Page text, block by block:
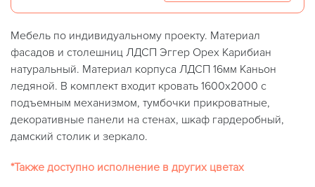
Мебель по индивидуальному проекту. Материал
фасадов и столешниц ЛДСП Эггер Орех Карибиан
натуральный. Материал корпуса ЛДСП 16мм Каньон
ледяной. В комплект входит кровать 1600х2000 с
подъемным механизмом, тумбочки прикроватные,
декоративные панели на стенах, шкаф гардеробный,
дамский столик и зеркало.
*Также доступно исполнение в других цветах